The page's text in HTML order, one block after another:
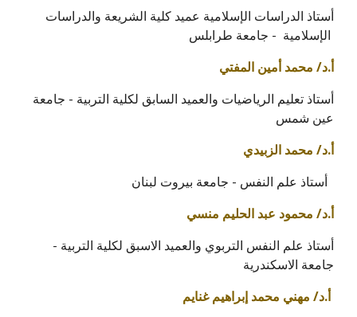
أ.د/ محمد أمين المفتي
عين شمس
أ.د/ محمد الزبيدي
أستاذ علم النفس - جامعة بيروت لبنان
أ.د/ محمود عبد الحليم منسي
جامعة الاسكندرية
أ.د/ مهني محمد إبراهيم غنايم